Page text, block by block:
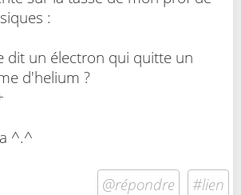
:
dit un électron qui quitte un
d'helium ?
^.^
@répondre #lien